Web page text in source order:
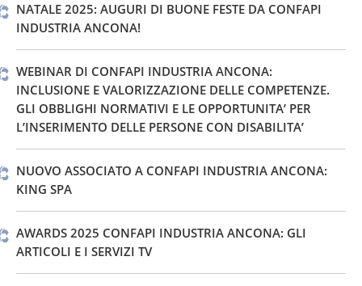
NATALE 2025: AUGURI DI BUONE FESTE DA CONFAPI
INDUSTRIA ANCONA!
WEBINAR DI CONFAPI INDUSTRIA ANCONA:
INCLUSIONE E VALORIZZAZIONE DELLE COMPETENZE.
GLI OBBLIGHI NORMATIVI E LE OPPORTUNITA’ PER
L’INSERIMENTO DELLE PERSONE CON DISABILITA’
NUOVO ASSOCIATO A CONFAPI INDUSTRIA ANCONA:
KING SPA
AWARDS 2025 CONFAPI INDUSTRIA ANCONA: GLI
ARTICOLI E I SERVIZI TV